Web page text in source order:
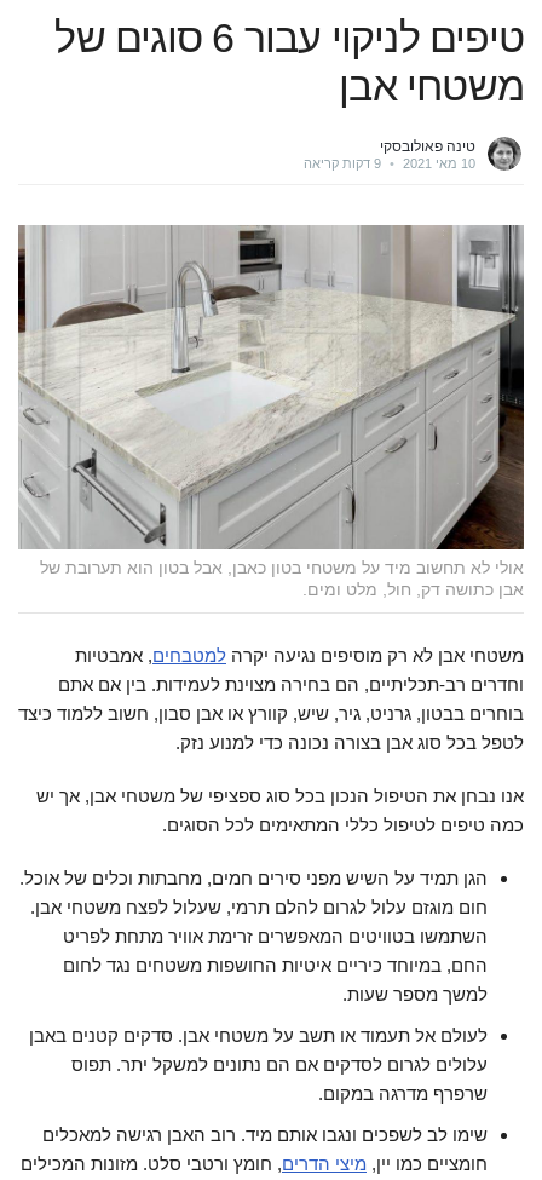
טיפים לניקוי עבור 6 סוגים של
משטחי אבן
טינה פאולובסקי
10 מאי 2021 •
אולי לא תחשוב מיד על משטחי בטון כאבן, אבל בטון הוא תערובת של
אבן כתושה דק, חול, מלט ומים.
משטחי אבן לא רק מוסיפים נגיעה יקרה למטבחים, אמבטיות
וחדרים רב-תכליתיים, הם בחירה מצוינת לעמידות. בין אם אתם
בוחרים בבטון, גרניט, גיר, שיש, קוורץ או אבן סבון, חשוב ללמוד כיצד
לטפל בכל סוג אבן בצורה נכונה כדי למנוע נזק.
אנו נבחן את הטיפול הנכון בכל סוג ספציפי של משטחי אבן, אך יש
כמה טיפים לטיפול כללי המתאימים לכל הסוגים.
הגן תמיד על השיש מפני סירים חמים, מחבתות וכלים של אוכל.
חום מוגזם עלול לגרום להלם תרמי, שעלול לפצח משטחי אבן.
השתמשו בטוויטים המאפשרים זרימת אוויר מתחת לפריט
החם, במיוחד כיריים איטיות החושפות משטחים נגד לחום
למשך מספר שעות.
לעולם אל תעמוד או תשב על משטחי אבן. סדקים קטנים באבן
עלולים לגרום לסדקים אם הם נתונים למשקל יתר. תפוס
שרפרף מדרגה במקום.
שימו לב לשפכים ונגבו אותם מיד. רוב האבן רגישה למאכלים
חומציים כמו יין, מיצי הדרים, חומץ ורטבי סלט. מזונות המכילים